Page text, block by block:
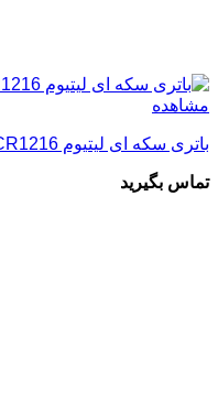
مشاهده
باتری سکه ای لیتیوم CR1216 وارتا
تماس بگیرید